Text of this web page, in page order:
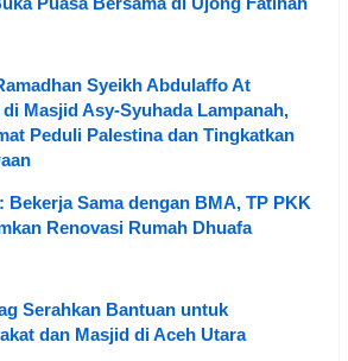
Syeikh Abdulaffo At
di Masjid Asy-Syuhada Lampanah,
Peduli Palestina dan Tingkatkan
Bekerja Sama dengan BMA, TP PKK
Renovasi Rumah Dhuafa
Serahkan Bantuan untuk
dan Masjid di Aceh Utara